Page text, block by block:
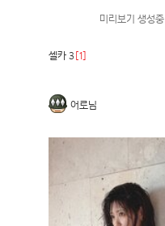
미리보기 생성중
셀카 3 [1]
어로님